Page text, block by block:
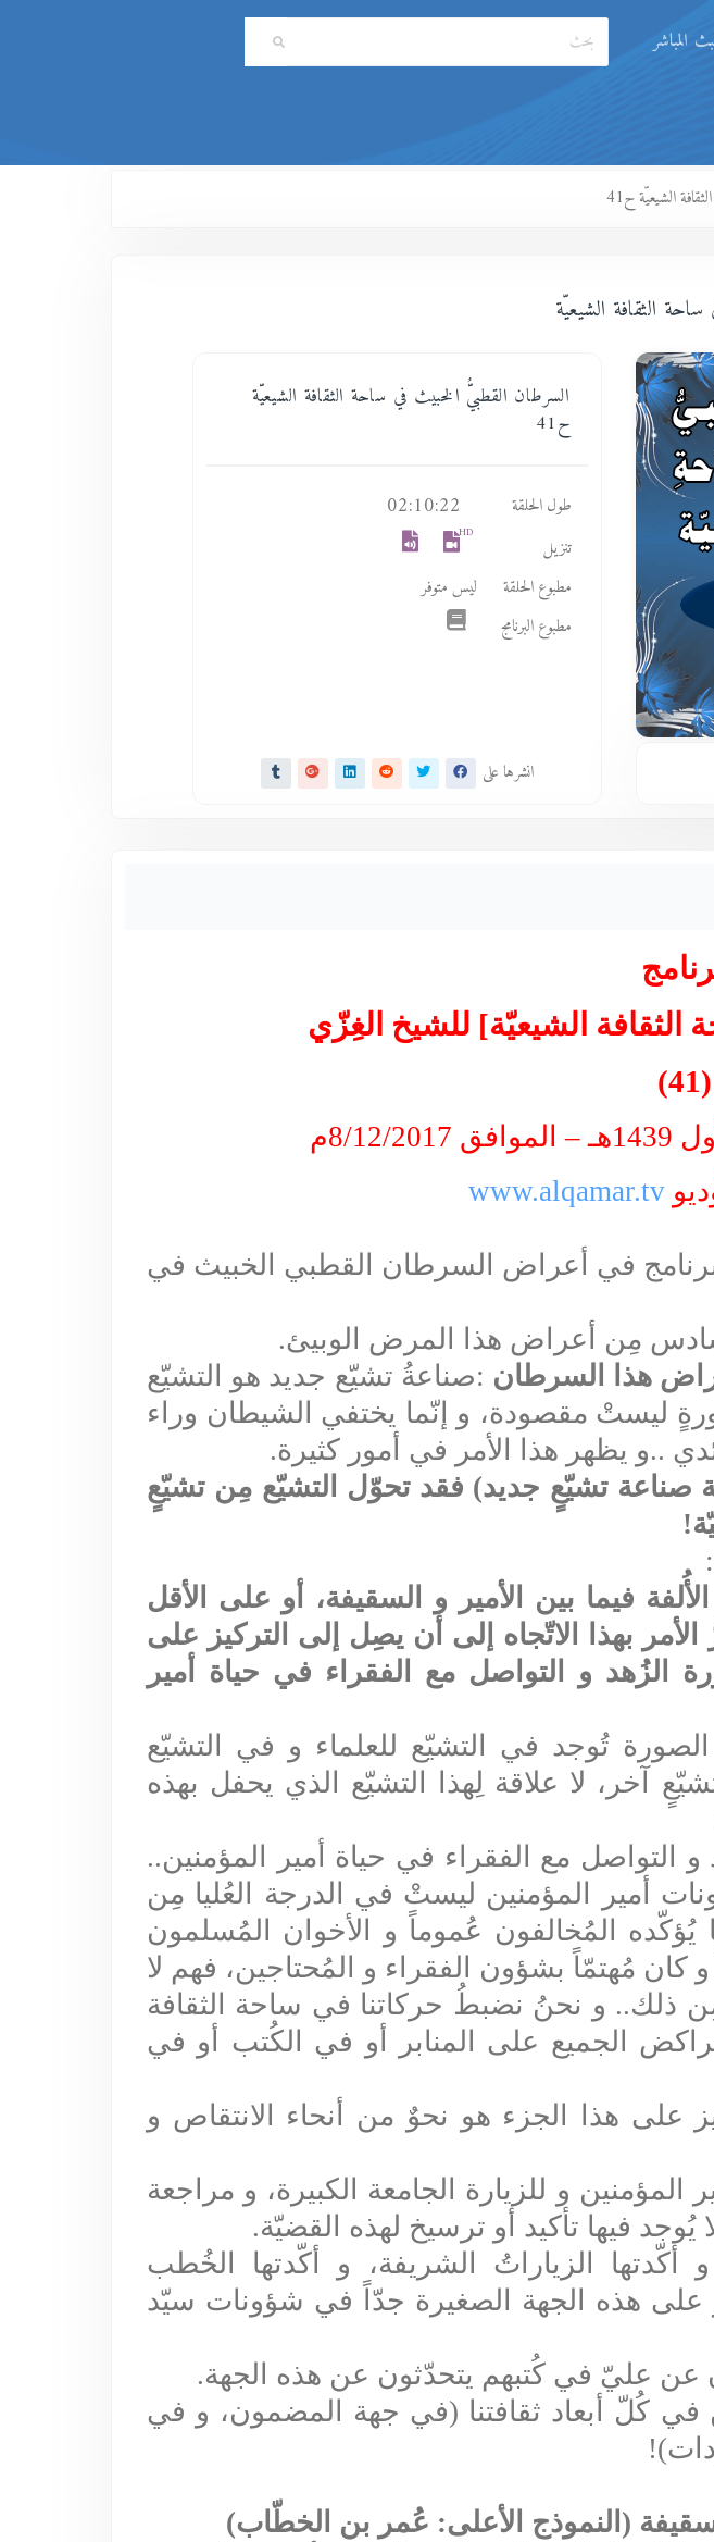
المباشر
الشيعيّة ح41
الثقافة الشيعيّة
السرطان القطبيُّ الخبيث في ساحة الثقافة الشيعيّة
ح41
طول الحلقة 02:10:22
تنزيل
HD
مطبوع الحلقة
ليس متوفر
مطبوع البرنامج
انشرها على
الشيعيّة] للشيخ الغِزّي
www.alqamar.tv
في أعراض السرطان القطبي الخبيث في
مِن أعراض هذا المرض الوبيئ.
هذا السرطان :صناعةُ تشيّع جديد هو التشيّع
ليستْ مقصودة، و إنّما يختفي الشيطان وراء
..و يظهر هذا الأمر في أمور كثيرة.
صناعة تشيّعٍ جديد) فقد تحوّل التشيّع مِن تشيّعٍ
!
:
فيما بين الأمير و السقيفة، أو على الأقل
بهذا الاتّجاه إلى أن يصِل إلى التركيز على
و التواصل مع الفقراء في حياة أمير
تُوجد في التشيّع للعلماء و في التشيّع
آخر، لا علاقة لِهذا التشيّع الذي يحفل بهذه
و التواصل مع الفقراء في حياة أمير المؤمنين..
أمير المؤمنين ليستْ في الدرجة العُليا مِن
يُؤكّده المُخالفون عُموماً و الأخوان المُسلمون
مُهتمّاً بشؤون الفقراء و المُحتاجين، فهم لا
ذلك.. و نحنُ نضبطُ حركاتنا في ساحة الثقافة
الجميع على المنابر أو في الكُتب أو في
على هذا الجزء هو نحوٌ من أنحاء الانتقاص و
و للزيارة الجامعة الكبيرة، و مراجعة
فيها تأكيد أو ترسيخ لهذه القضيّة.
و أكّدتها الزياراتُ الشريفة، و أكّدتها الخُطب
على هذه الجهة الصغيرة جدّاً في شؤونات سيّد
عن عليّ في كُتبهم يتحدّثون عن هذه الجهة.
في كُلّ أبعاد ثقافتنا (في جهة المضمون، و في
!
(النموذج الأعلى: عُمر بن الخطّاب)